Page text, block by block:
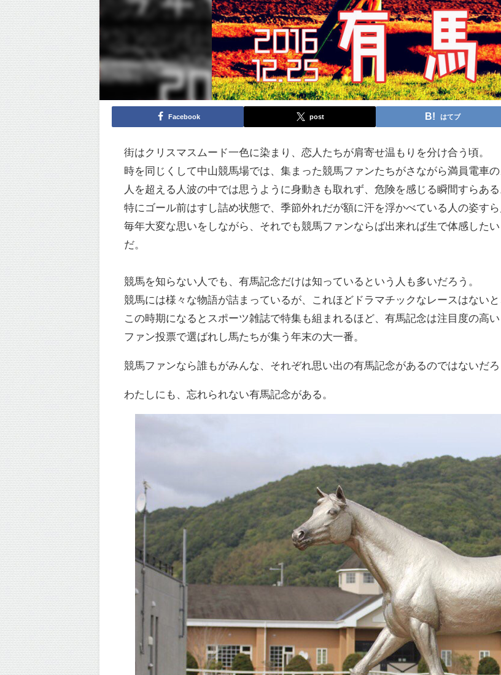
Facebook post はてブ
街はクリスマスムード一色に染まり、恋人たちが肩寄せ温もりを分け合う頃。
時を同じくして中山競馬場では、集まった競馬ファンたちがさながら満員電車
人を超える人波の中では思うように身動きも取れず、危険を感じる瞬間すらある
特にゴール前はすし詰め状態で、季節外れだが額に汗を浮かべている人の姿すら
毎年大変な思いをしながら、それでも競馬ファンならば出来れば生で体感した
だ。
競馬を知らない人でも、有馬記念だけは知っているという人も多いだろう。
競馬には様々な物語が詰まっているが、これほどドラマチックなレースはないと
この時期になるとスポーツ雑誌で特集も組まれるほど、有馬記念は注目度の高い
ファン投票で選ばれし馬たちが集う年末の大一番。
競馬ファンなら誰もがみんな、それぞれ思い出の有馬記念があるのではないだろ
わたしにも、忘れられない有馬記念がある。